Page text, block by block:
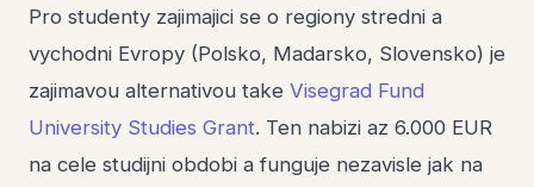
Pro studenty zajimajici se o regiony stredni a
vychodni Evropy (Polsko, Madarsko, Slovensko) je
zajimavou alternativou take Visegrad Fund
University Studies Grant. Ten nabizi az 6.000 EUR
na cele studijni obdobi a funguje nezavisle jak na